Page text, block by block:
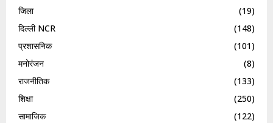
जिला
(19)
दिल्ली NCR
(148)
प्रशासनिक
(101)
मनोरंजन
(8)
राजनीतिक
(133)
शिक्षा
(250)
सामाजिक
(122)